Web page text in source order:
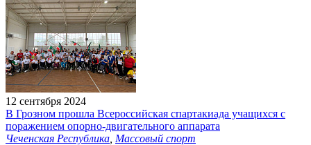
12 сентября 2024
В Грозном прошла Всероссийская спартакиада учащихся с
поражением опорно-двигательного аппарата
Чеченская Республика Массовый спорт